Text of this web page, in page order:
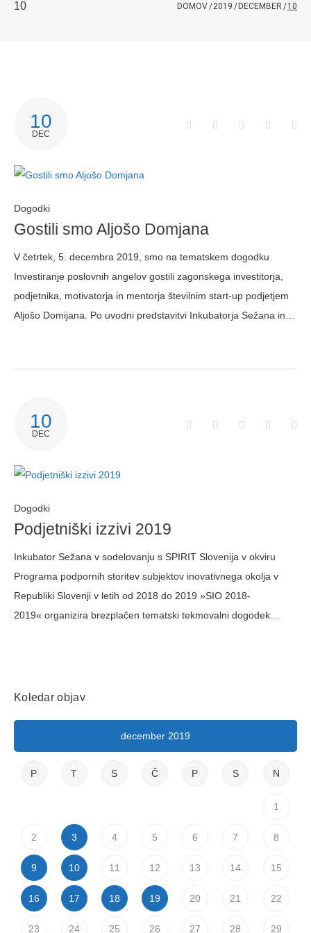
10 DOMOV/2019 / DECEMBER /10
DAN:
DECEMBRA,
2019
10
DEC
FacebookTwitter Google+LinkedIn
Dogodki
Gostili smo Aljošo Domjana
V četrtek, 5. decembra 2019, smo na tematskem dogodku
Investiranje poslovnih angelov gostili zagonskega investitorja,
podjetnika, motivatorja in mentorja številnim start-up podjetjem
Aljošo Domijana. Po uvodni predstavitvi Inkubatorja Sežana in…
10
DEC
FacebookTwitter Google+LinkedIn
Dogodki
Podjetniški izzivi 2019
Inkubator Sežana v sodelovanju s SPIRIT Slovenija v okviru
Programa podpornih storitev subjektov inovativnega okolja v
Republiki Slovenji v letih od 2018 do 2019 »SIO 2018-
2019« organizira brezplačen tematski tekmovalni dogodek…
Koledar objav
december 2019
P T S Č P S N
1
2 3 4 5 6 7 8
9 10 11 12 13 14 15
16 17 18 19 20 21 22
23 24 25 26 27 28 29